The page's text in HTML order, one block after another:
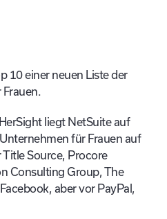
10 einer neuen Liste der
liegt NetSuite auf
für Frauen auf
Source, Procore
Consulting Group, The
aber vor PayPal,